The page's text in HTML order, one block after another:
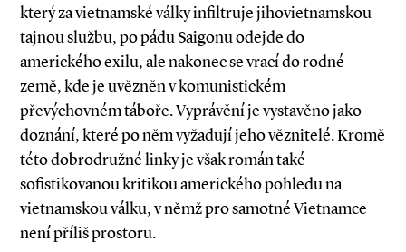
který za vietnamské války infiltruje jihovietnamskou
tajnou službu, po pádu Saigonu odejde do
amerického exilu, ale nakonec se vrací do rodné
země, kde je uvězněn v komunistickém
převýchovném táboře. Vyprávění je vystavěno jako
doznání, které po něm vyžadují jeho věznitelé. Kromě
této dobrodružné linky je však román také
sofistikovanou kritikou amerického pohledu na
vietnamskou válku, v němž pro samotné Vietnamce
není příliš prostoru.